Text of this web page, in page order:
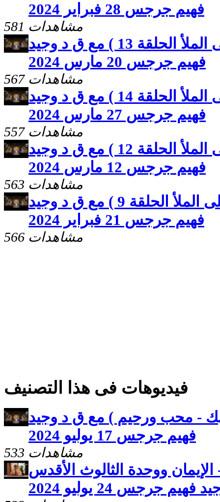
فهيم جرجس 28 فبراير 2024
581 مشاهدات
صوت المحبة ( البشارة على الملأ الحلقة 13 ) مع ق د وجيد
فهيم جرجس 20 مارس 2024
567 مشاهدات
صوت المحبة ( البشارة على الملأ الحلقة 14 ) مع ق د وجيد
فهيم جرجس 27 مارس 2024
557 مشاهدات
صوت المحبة ( البشارة على الملأ الحلقة 12 ) مع ق د وجيد
فهيم جرجس 12 مارس 2024
563 مشاهدات
صوت المحبة ( البشارة على الملأ الحلقة 9 ) مع ق د وجيد
فهيم جرجس 21 فبراير 2024
566 مشاهدات
فيديوهات فى هذا التصنيف
- محب ورحيم ) مع ق د وجيد
فهيم جرجس 17 يوليو 2024
533 مشاهدات
ووحدة الثالوث الأقدس
جرجس 24 يوليو 2024